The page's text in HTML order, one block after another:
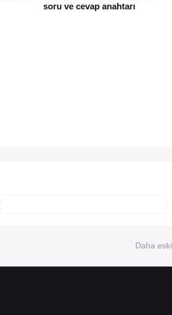
soru ve cevap anahtarı
Daha eski